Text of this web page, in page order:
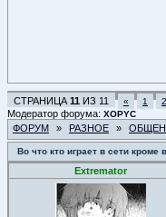
СТРАНИЦА 11 ИЗ 11 « 1 2
Модератор форума: XOPYC
ФОРУМ » РАЗНОЕ »
Во что кто играет в сети кроме
Extremator